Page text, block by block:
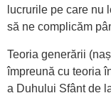
lucrurile pe care nu
să ne complicăm
Teoria generării
împreună cu teoria
a Duhului Sfânt de